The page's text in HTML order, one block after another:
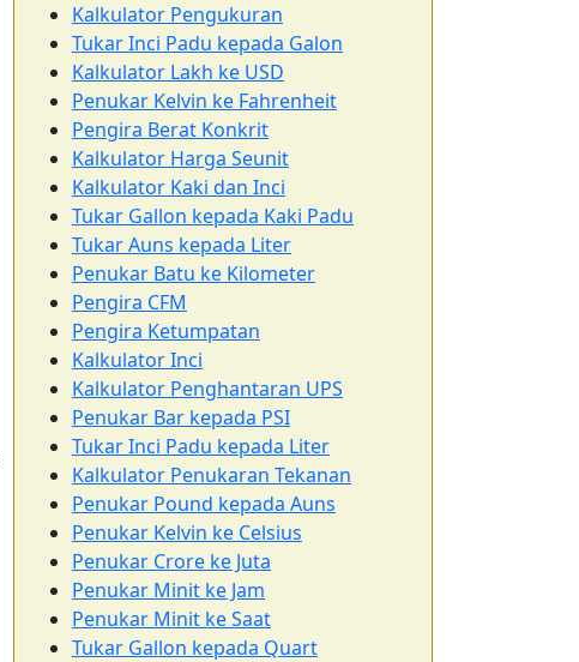
Kalkulator Pengukuran
Tukar Inci Padu kepada Galon
Kalkulator Lakh ke USD
Penukar Kelvin ke Fahrenheit
Pengira Berat Konkrit
Kalkulator Harga Seunit
Kalkulator Kaki dan Inci
Tukar Gallon kepada Kaki Padu
Tukar Auns kepada Liter
Penukar Batu ke Kilometer
Pengira CFM
Pengira Ketumpatan
Kalkulator Inci
Kalkulator Penghantaran UPS
Penukar Bar kepada PSI
Tukar Inci Padu kepada Liter
Kalkulator Penukaran Tekanan
Penukar Pound kepada Auns
Penukar Kelvin ke Celsius
Penukar Crore ke Juta
Penukar Minit ke Jam
Penukar Minit ke Saat
Tukar Gallon kepada Quart